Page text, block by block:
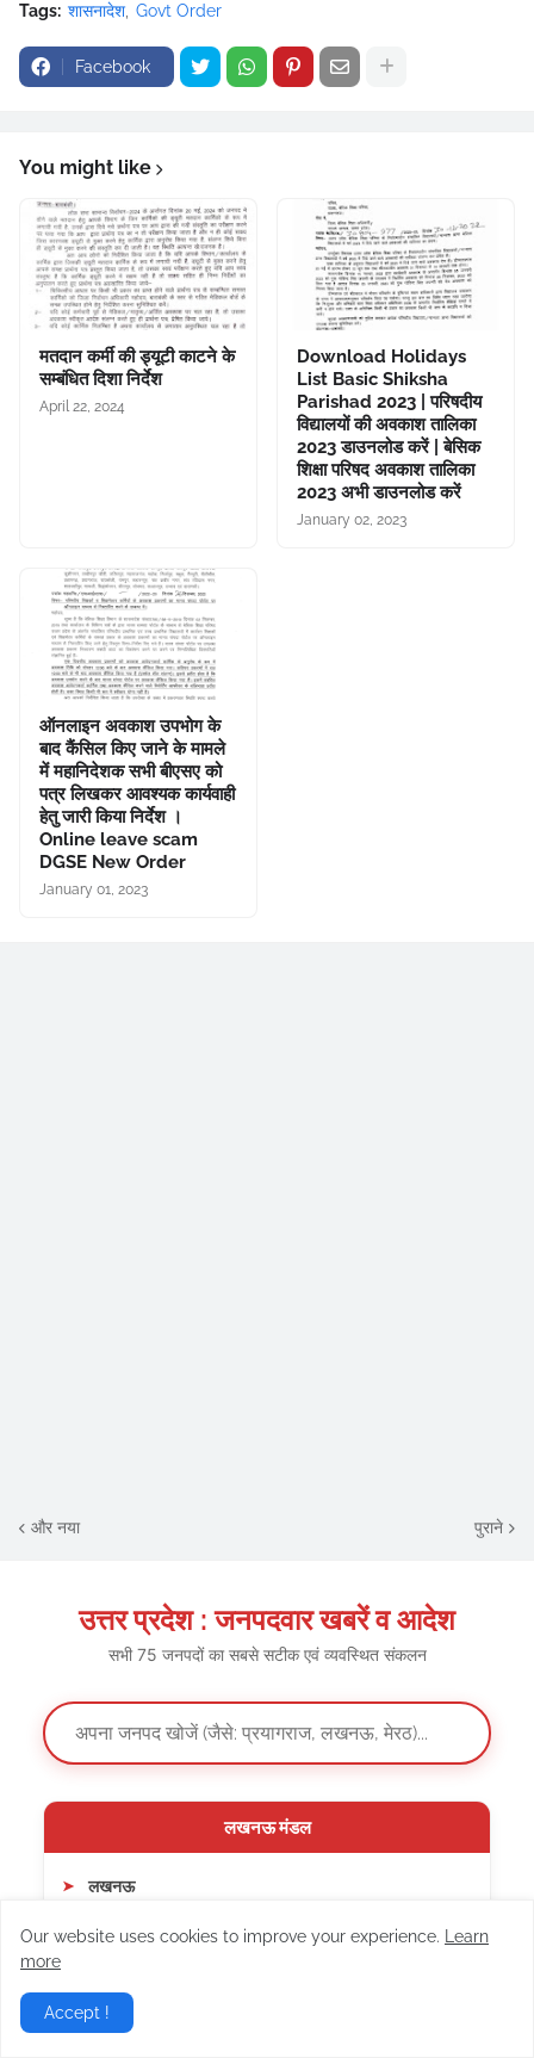
Tags: शासनादेश Govt Order
Facebook
You might like
मतदान कर्मी की ड्यूटी काटने के
सम्बंधित दिशा निर्देश
April 22, 2024
Download Holidays
List Basic Shiksha
Parishad 2023 | परिषदीय
विद्यालयों की अवकाश तालिका
2023 डाउनलोड करें | बेसिक
शिक्षा परिषद अवकाश तालिका
2023 अभी डाउनलोड करें
January 02, 2023
ऑनलाइन अवकाश उपभोग के
बाद कैंसिल किए जाने के मामले
में महानिदेशक सभी बीएसए को
पत्र लिखकर आवश्यक कार्यवाही
हेतु जारी किया निर्देश ।
Online leave scam
DGSE New Order
January 01, 2023
और नया पुराने
उत्तर प्रदेश : जनपदवार खबरें व आदेश
सभी 75 जनपदों का सबसे सटीक एवं व्यवस्थित संकलन
लखनऊ मंडल
लखनऊ
हरदोई
रायबरेली
Our website uses cookies to improve your experience.
Learn
more
Accept !